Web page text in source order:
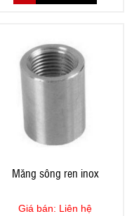
Măng sông ren inox
Giá bán: Liên hệ